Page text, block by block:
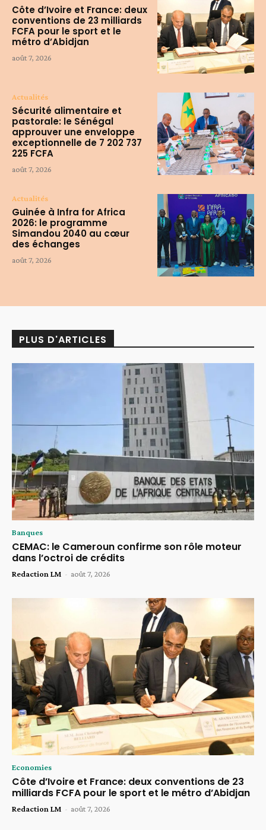
Côte d’Ivoire et France: deux
conventions de 23 milliards
FCFA pour le sport et le
métro d’Abidjan
août 7, 2026
Actualités
Sécurité alimentaire et
pastorale: le Sénégal
approuver une enveloppe
exceptionnelle de 7 202 737
225 FCFA
août 7, 2026
Actualités
Guinée à Infra for Africa
2026: le programme
Simandou 2040 au cœur
des échanges
août 7, 2026
PLUS D'ARTICLES
Banques
CEMAC: le Cameroun confirme son rôle moteur
dans l’octroi de crédits
Redaction LM - août 7, 2026
Economies
Côte d’Ivoire et France: deux conventions de 23
milliards FCFA pour le sport et le métro d’Abidjan
Redaction LM - août 7, 2026